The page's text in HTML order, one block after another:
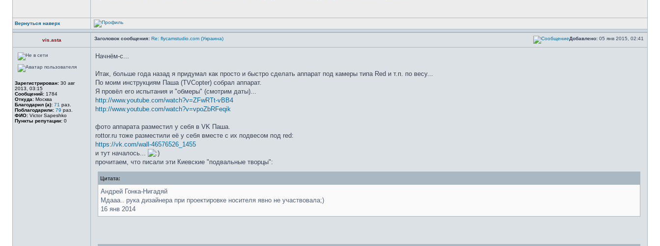
Вернуться наверх
vis.asta Заголовок сообщения: Re: flycamstudio.com (Украина) Добавлено: 05 янв 2015, 02:41
Зарегистрирован: 30 авг
2013, 03:15
Сообщений: 1784
Откуда: Москва
Благодарил (а): 71 раз.
Поблагодарили: 79 раз.
ФИО: Victor Sapeshko
Пункты репутации: 0
Начнём-с...
Итак, больше года назад я придумал как просто и быстро сделать аппарат под камеры типа Red и т.п. по весу...
По моим инструкциям Паша (TVCopter) собрал аппарат.
Я провёл его испытания и "обмеры" (смотрим даты)...
http://www.youtube.com/watch?v=ZFwRTt-vBB4
http://www.youtube.com/watch?v=vpoZbRFeqik
фото аппарата разместил у себя в VK Паша.
rottor.ru тоже разместили её у себя вместе с их подвесом под red:
https://vk.com/wall-46576526_1455
и тут началось...
прочитаем, что писали эти Киевские "подвальные творцы":
Цитата:
Андрей Гонка-Нигадяй
Мдааа.. рука дизайнера при проектировке носителя явно не участвовала;)
16 янв 2014